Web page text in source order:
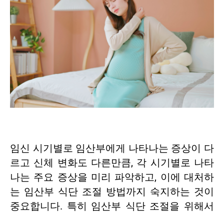
임신 시기별로 임산부에게 나타나는 증상이 다
르고 신체 변화도 다른만큼, 각 시기별로 나타
나는 주요 증상을 미리 파악하고, 이에 대처하
는 임산부 식단 조절 방법까지 숙지하는 것이
중요합니다. 특히 임산부 식단 조절을 위해서